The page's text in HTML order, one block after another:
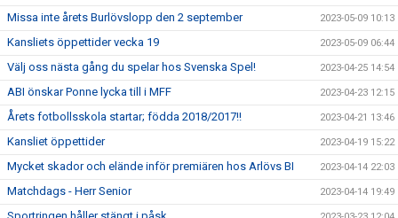
Missa inte årets Burlövslopp den 2 september 2023-05-09 10:13
Kansliets öppettider vecka 19 2023-05-09 06:44
Välj oss nästa gång du spelar hos Svenska Spel! 2023-04-25 14:54
ABI önskar Ponne lycka till i MFF 2023-04-23 12:15
Årets fotbollsskola startar; födda 2018/2017!! 2023-04-21 13:46
Kansliet öppettider 2023-04-19 15:22
Mycket skador och elände inför premiären hos Arlövs BI 2023-04-14 22:03
Matchdags - Herr Senior 2023-04-14 19:49